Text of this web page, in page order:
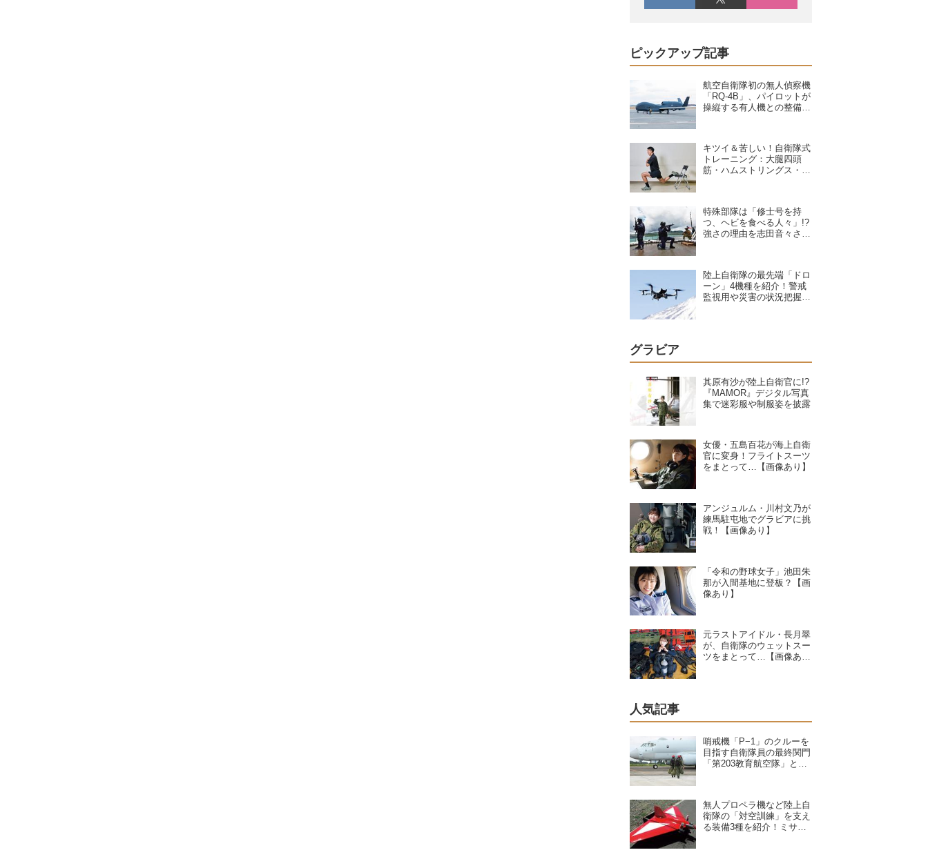
ピックアップ記事
航空自衛隊初の無人偵察機
「RQ-4B」、パイロットが
操縦する有人機との整備の
キツイ＆苦しい！自衛隊式
トレーニング：大腿四頭
筋・ハムストリングス・大
特殊部隊は「修士号を持
つ、ヘビを食べる人々」!?
強さの理由を志田音々さん
陸上自衛隊の最先端「ドロ
ーン」4機種を紹介！警戒
監視用や災害の状況把握に
グラビア
其原有沙が陸上自衛官に!?
『MAMOR』デジタル写真
集で迷彩服や制服姿を披露
女優・五島百花が海上自衛
官に変身！フライトスーツ
をまとって…【画像あり】
アンジュルム・川村文乃が
練馬駐屯地でグラビアに挑
戦！【画像あり】
「令和の野球女子」池田朱
那が入間基地に登板？【画
像あり】
元ラストアイドル・長月翠
が、自衛隊のウェットスー
ツをまとって…【画像あ
人気記事
哨戒機「P−1」のクルーを
目指す自衛隊員の最終関門
「第203教育航空隊」と
無人プロペラ機など陸上自
衛隊の「対空訓練」を支え
る装備3種を紹介！ミサイ